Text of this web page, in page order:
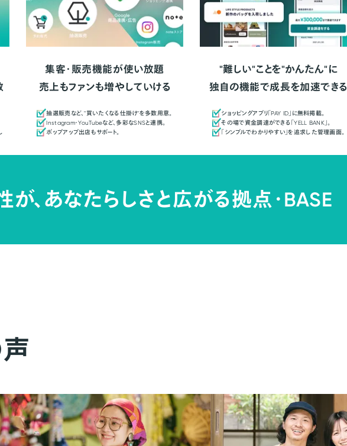
集客・販売機能が使い放題
売上もファンも増やしていける
抽選販売など、"買いたくなる仕掛け"を多数用意。
Instagram・YouTubeなど、多彩なSNSと連携。
ポップアップ出店もサポート。
"難しい"ことを"かんたん"に
独自の機能で成長を加速できる
ショッピングアプリ「PAY ID」に無料掲載。
その場で資金調達ができる「YELL BANK」。
「シンプルでわかりやすい」を追求した管理画面。
、あなたらしさと広がる拠点・BASE